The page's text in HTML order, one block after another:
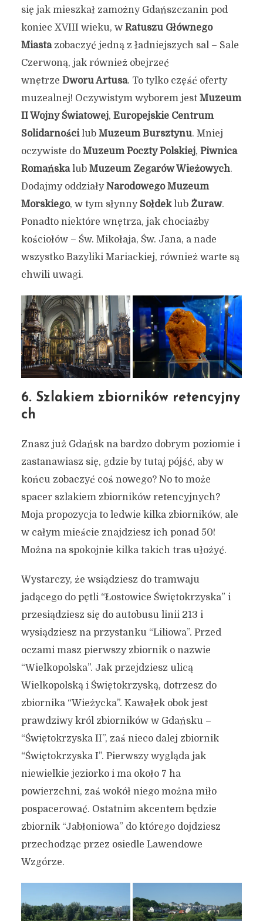
Autor:Kamil Sulewski
się jak mieszkał zamożny Gdańszczanin pod
koniec XVIII wieku, w Ratuszu Głównego
Miasta zobaczyć jedną z ładniejszych sal – Sale
Czerwoną, jak również obejrzeć
wnętrze Dworu Artusa. To tylko część oferty
muzealnej! Oczywistym wyborem jest Muzeum
II Wojny Światowej, Europejskie Centrum
Solidarnościlub Muzeum Bursztynu. Mniej
oczywiste do Muzeum Poczty Polskiej, Piwnica
Romańskalub Muzeum Zegarów Wieżowych.
Dodajmy oddziałyNarodowego Muzeum
Morskiego, w tym słynny Sołdeklub Żuraw.
Ponadto niektóre wnętrza, jak chociażby
kościołów – Św. Mikołaja, Św. Jana, a nade
wszystko Bazyliki Mariackiej, również warte są
chwili uwagi.
6. Szlakiem zbiorników retencyjny
ch
Znasz już Gdańsk na bardzo dobrym poziomie i
zastanawiasz się, gdzie by tutaj pójść, aby w
końcu zobaczyć coś nowego? No to może
spacer szlakiem zbiorników retencyjnych?
Moja propozycja to ledwie kilka zbiorników, ale
w całym mieście znajdziesz ich ponad 50!
Można na spokojnie kilka takich tras ułożyć.
Wystarczy, że wsiądziesz do tramwaju
jadącego do pętli “Łostowice Świętokrzyska” i
przesiądziesz się do autobusu linii 213 i
wysiądziesz na przystanku “Liliowa”. Przed
oczami masz pierwszy zbiornik o nazwie
“Wielkopolska”. Jak przejdziesz ulicą
Wielkopolską i Świętokrzyską, dotrzesz do
zbiornika “Wieżycka”. Kawałek obok jest
prawdziwy król zbiorników w Gdańsku –
“Świętokrzyska II”, zaś nieco dalej zbiornik
“Świętokrzyska I”. Pierwszy wygląda jak
niewielkie jeziorko i ma około 7 ha
powierzchni, zaś wokół niego można miło
pospacerować. Ostatnim akcentem będzie
zbiornik “Jabłoniowa” do którego dojdziesz
przechodząc przez osiedle Lawendowe
Wzgórze.